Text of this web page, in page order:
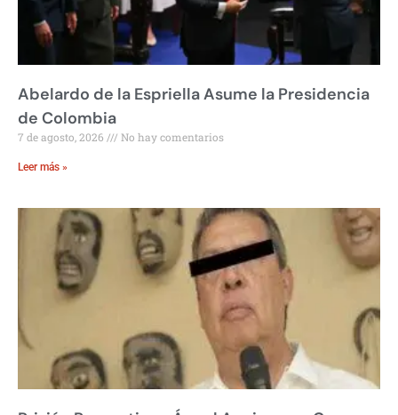
Abelardo de la Espriella Asume la Presidencia
de Colombia
7 de agosto, 2026 No hay comentarios
Leer más »